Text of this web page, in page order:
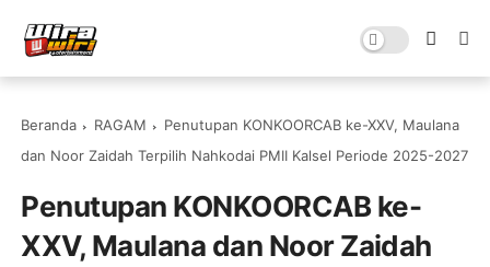
Beranda RAGAM
Penutupan KONKOORCAB ke-XXV, Maulana
dan Noor Zaidah Terpilih Nahkodai PMII Kalsel Periode 2025-2027
Penutupan KONKOORCAB ke-
XXV, Maulana dan Noor Zaidah